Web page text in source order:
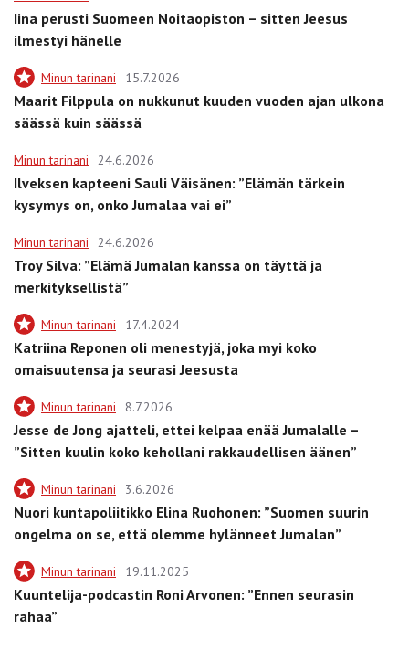
Iina perusti Suomeen Noitaopiston – sitten Jeesus
ilmestyi hänelle
Minun tarinani 15.7.2026
Maarit Filppula on nukkunut kuuden vuoden ajan ulkona
säässä kuin säässä
Minun tarinani 24.6.2026
Ilveksen kapteeni Sauli Väisänen: ”Elämän tärkein
kysymys on, onko Jumalaa vai ei”
Minun tarinani 24.6.2026
Troy Silva: ”Elämä Jumalan kanssa on täyttä ja
merkityksellistä”
Minun tarinani 17.4.2024
Katriina Reponen oli menestyjä, joka myi koko
omaisuutensa ja seurasi Jeesusta
Minun tarinani 8.7.2026
Jesse de Jong ajatteli, ettei kelpaa enää Jumalalle –
”Sitten kuulin koko kehollani rakkaudellisen äänen”
Minun tarinani 3.6.2026
Nuori kuntapoliitikko Elina Ruohonen: ”Suomen suurin
ongelma on se, että olemme hylänneet Jumalan”
Minun tarinani 19.11.2025
Kuuntelija-podcastin Roni Arvonen: ”Ennen seurasin
rahaa”